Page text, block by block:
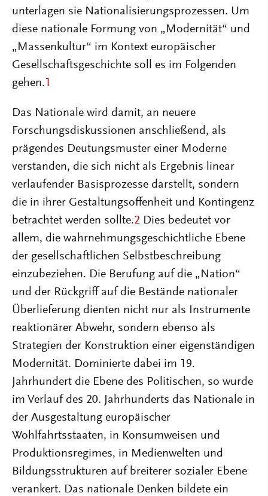
unterlagen sie Nationalisierungsprozessen. Um
diese nationale Formung von „Modernität“ und
„Massenkultur“ im Kontext europäischer
Gesellschaftsgeschichte soll es im Folgenden
gehen. 1
Das Nationale wird damit, an neuere
Forschungsdiskussionen anschließend, als
prägendes Deutungsmuster einer Moderne
verstanden, die sich nicht als Ergebnis linear
verlaufender Basisprozesse darstellt, sondern
die in ihrer Gestaltungsoffenheit und Kontingenz
betrachtet werden sollte.2 Dies bedeutet vor
allem, die wahrnehmungsgeschichtliche Ebene
der gesellschaftlichen Selbstbeschreibung
einzubeziehen. Die Berufung auf die „Nation“
und der Rückgriff auf die Bestände nationaler
Überlieferung dienten nicht nur als Instrumente
reaktionärer Abwehr, sondern ebenso als
Strategien der Konstruktion einer eigenständigen
Modernität. Dominierte dabei im 19.
Jahrhundert die Ebene des Politischen, so wurde
im Verlauf des 20. Jahrhunderts das Nationale in
der Ausgestaltung europäischer
Wohlfahrtsstaaten, in Konsumweisen und
Produktionsregimes, in Medienwelten und
Bildungsstrukturen auf breiterer sozialer Ebene
verankert. Das nationale Denken bildete ein